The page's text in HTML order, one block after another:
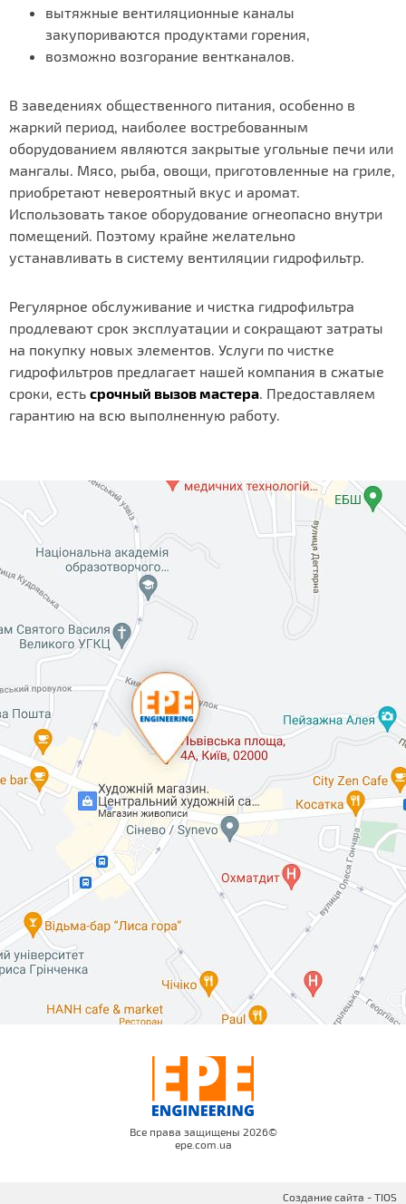
вытяжные вентиляционные каналы
закупориваются продуктами горения,
возможно возгорание вентканалов.
В заведениях общественного питания, особенно в
жаркий период, наиболее востребованным
оборудованием являются закрытые угольные печи или
мангалы. Мясо, рыба, овощи, приготовленные на гриле,
приобретают невероятный вкус и аромат.
Использовать такое оборудование огнеопасно внутри
помещений. Поэтому крайне желательно
устанавливать в систему вентиляции гидрофильтр.
Регулярное обслуживание и чистка гидрофильтра
продлевают срок эксплуатации и сокращают затраты
на покупку новых элементов. Услуги по чистке
гидрофильтров предлагает нашей компания в сжатые
сроки, есть срочный вызов мастера. Предоставляем
гарантию на всю выполненную работу.
Все права защищены 2026©
epe.com.ua
Создание сайта - TIOS